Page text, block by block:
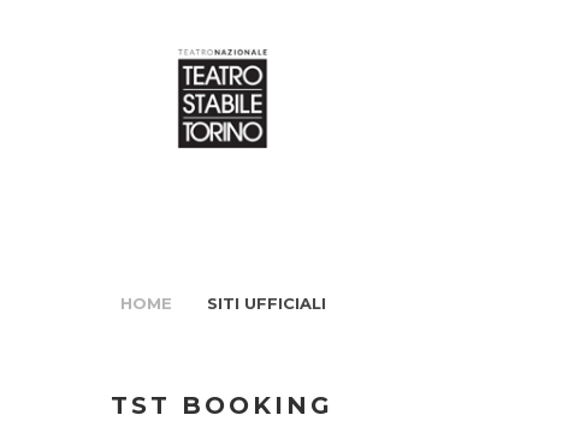
HOME SITI UFFICIALI
TST BOOKING